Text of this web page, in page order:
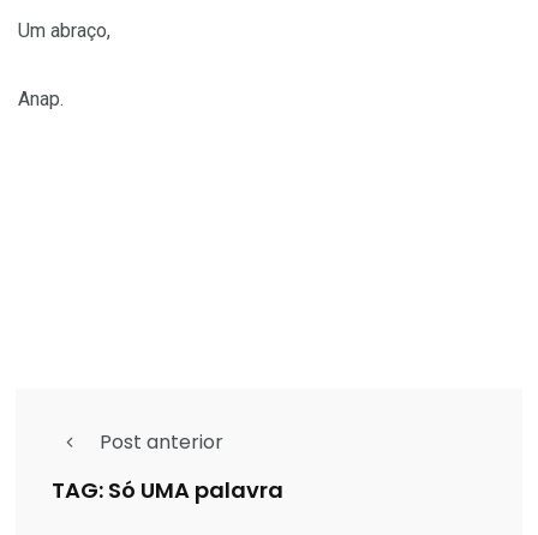
Um abraço,
Anap.
Post anterior
TAG: Só UMA palavra